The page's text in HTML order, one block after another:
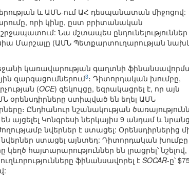
և ԱՄՆ-ում ԱՀ դեսպանատան միջոցով:
որի կինը, ըստ բրիտանական
Նա մշտապես ընդունելություններ
Մարշալը (ԱՄՆ Պետքարտուղարության
կառավարության գաղտնի
զարգացումներում3։ Դիտորդական խումբը,
(OCE) զեկույցը, եզրակացրել է, որ այն
օրենսդիրները ստիպված են եղել ԱՄՆ
Ընդհանուր նշանակության
այցելել Կոնգրեսի ներկայիս 9 անդամ և նրանց
նվերներ է ստացել: Օրենսդիրներից
ստացել այնտեղ: Դիտորդական խումբը
հայտարարություններ են լրացրել՝ նշելով,
ֆինանսավորել էSOCAR-ը՝